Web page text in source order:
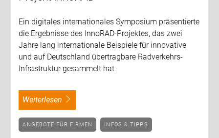
Ein digitales internationales Symposium präsentierte
die Ergebnisse des InnoRAD-Projektes, das zwei
Jahre lang internationale Beispiele für innovative
und auf Deutschland übertragbare Radverkehrs-
Infrastruktur gesammelt hat.
weiterlesen
ANGEBOTE FÜR FIRMEN INFOS & TIPPS